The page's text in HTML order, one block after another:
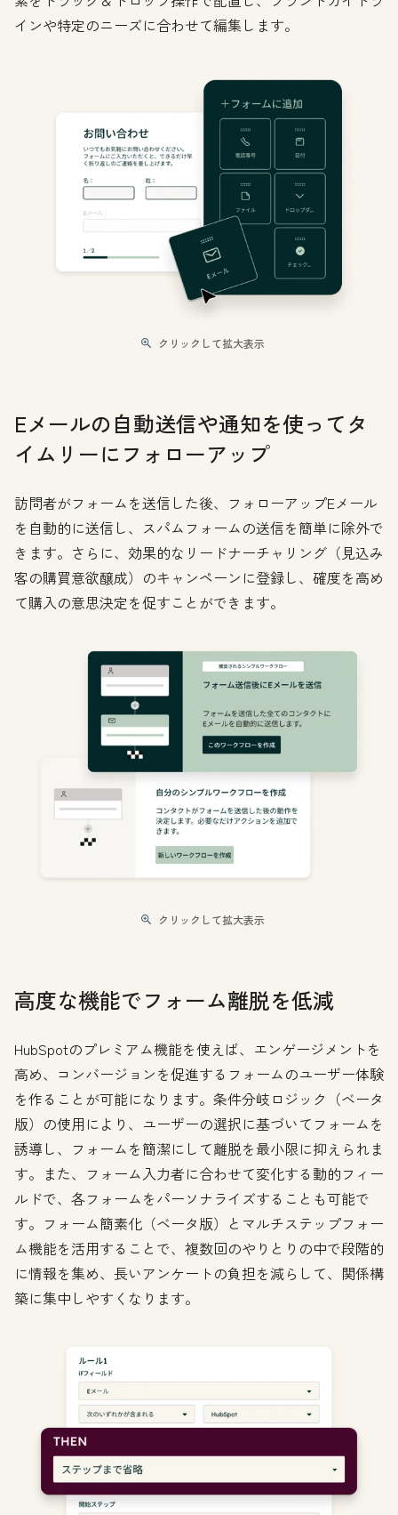
インや特定のニーズに合わせて編集します。
クリックして拡大表示
Eメールの自動送信や通知を使ってタ
イムリーにフォローアップ
訪問者がフォームを送信した後、フォローアップEメール
を自動的に送信し、スパムフォームの送信を簡単に除外で
きます。さらに、効果的なリードナーチャリング（見込み
客の購買意欲醸成）のキャンペーンに登録し、確度を高め
て購入の意思決定を促すことができます。
クリックして拡大表示
高度な機能でフォーム離脱を低減
HubSpotのプレミアム機能を使えば、エンゲージメントを
高め、コンバージョンを促進するフォームのユーザー体験
を作ることが可能になります。条件分岐ロジック（ベータ
版）の使用により、ユーザーの選択に基づいてフォームを
誘導し、フォームを簡潔にして離脱を最小限に抑えられま
す。また、フォーム入力者に合わせて変化する動的フィー
ルドで、各フォームをパーソナライズすることも可能で
す。フォーム簡素化（ベータ版）とマルチステップフォー
ム機能を活用することで、複数回のやりとりの中で段階的
に情報を集め、長いアンケートの負担を減らして、関係構
築に集中しやすくなります。